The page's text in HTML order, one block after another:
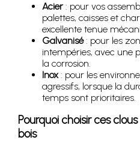
Acier: pour vos
palettes, caisses et
excellente tenue
Galvanisé: pour les
intempéries, avec une
la corrosion.
Inox: pour les
agressifs, lorsque la
temps sont prioritaires.
Pourquoi choisir ces
bois